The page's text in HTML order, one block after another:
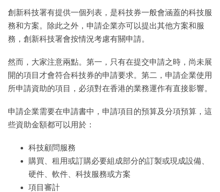
創新科技署有提供一個列表，是科技券一般會涵蓋的科技服
務和方案。除此之外，申請企業亦可以提出其他方案和服
務，創新科技署會按情況考慮有關申請。
然而，大家注意兩點。第一，只有在提交申請之時，尚未展
開的項目才會符合科技券的申請要求。第二，申請企業使用
所申請資助的項目，必須對在香港的業務運作有直接影響。
申請企業需要在申請書中，申請項目的預算及分項預算，這
些資助金額都可以用於：
科技顧問服務
購買、租用或訂購必要組成部分的訂製或現成設備、
硬件、軟件、科技服務或方案
項目審計